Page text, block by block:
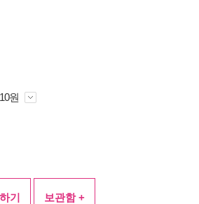
원
기 보관함 +